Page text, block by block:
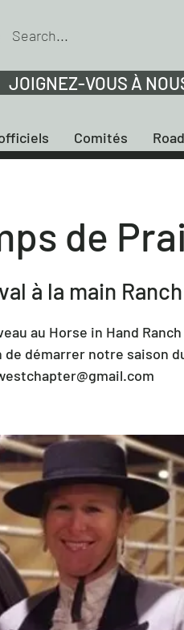
JOIGNEZ-VOUS À
Comités
de
à la main Ranch
au Horse in Hand
démarrer notre saison